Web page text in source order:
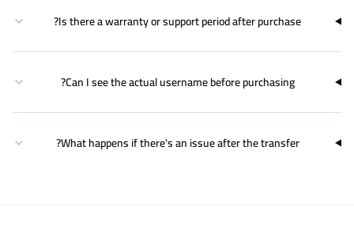
Is there a warranty or support period after purchase?
Can I see the actual username before purchasing?
What happens if there's an issue after the transfer?